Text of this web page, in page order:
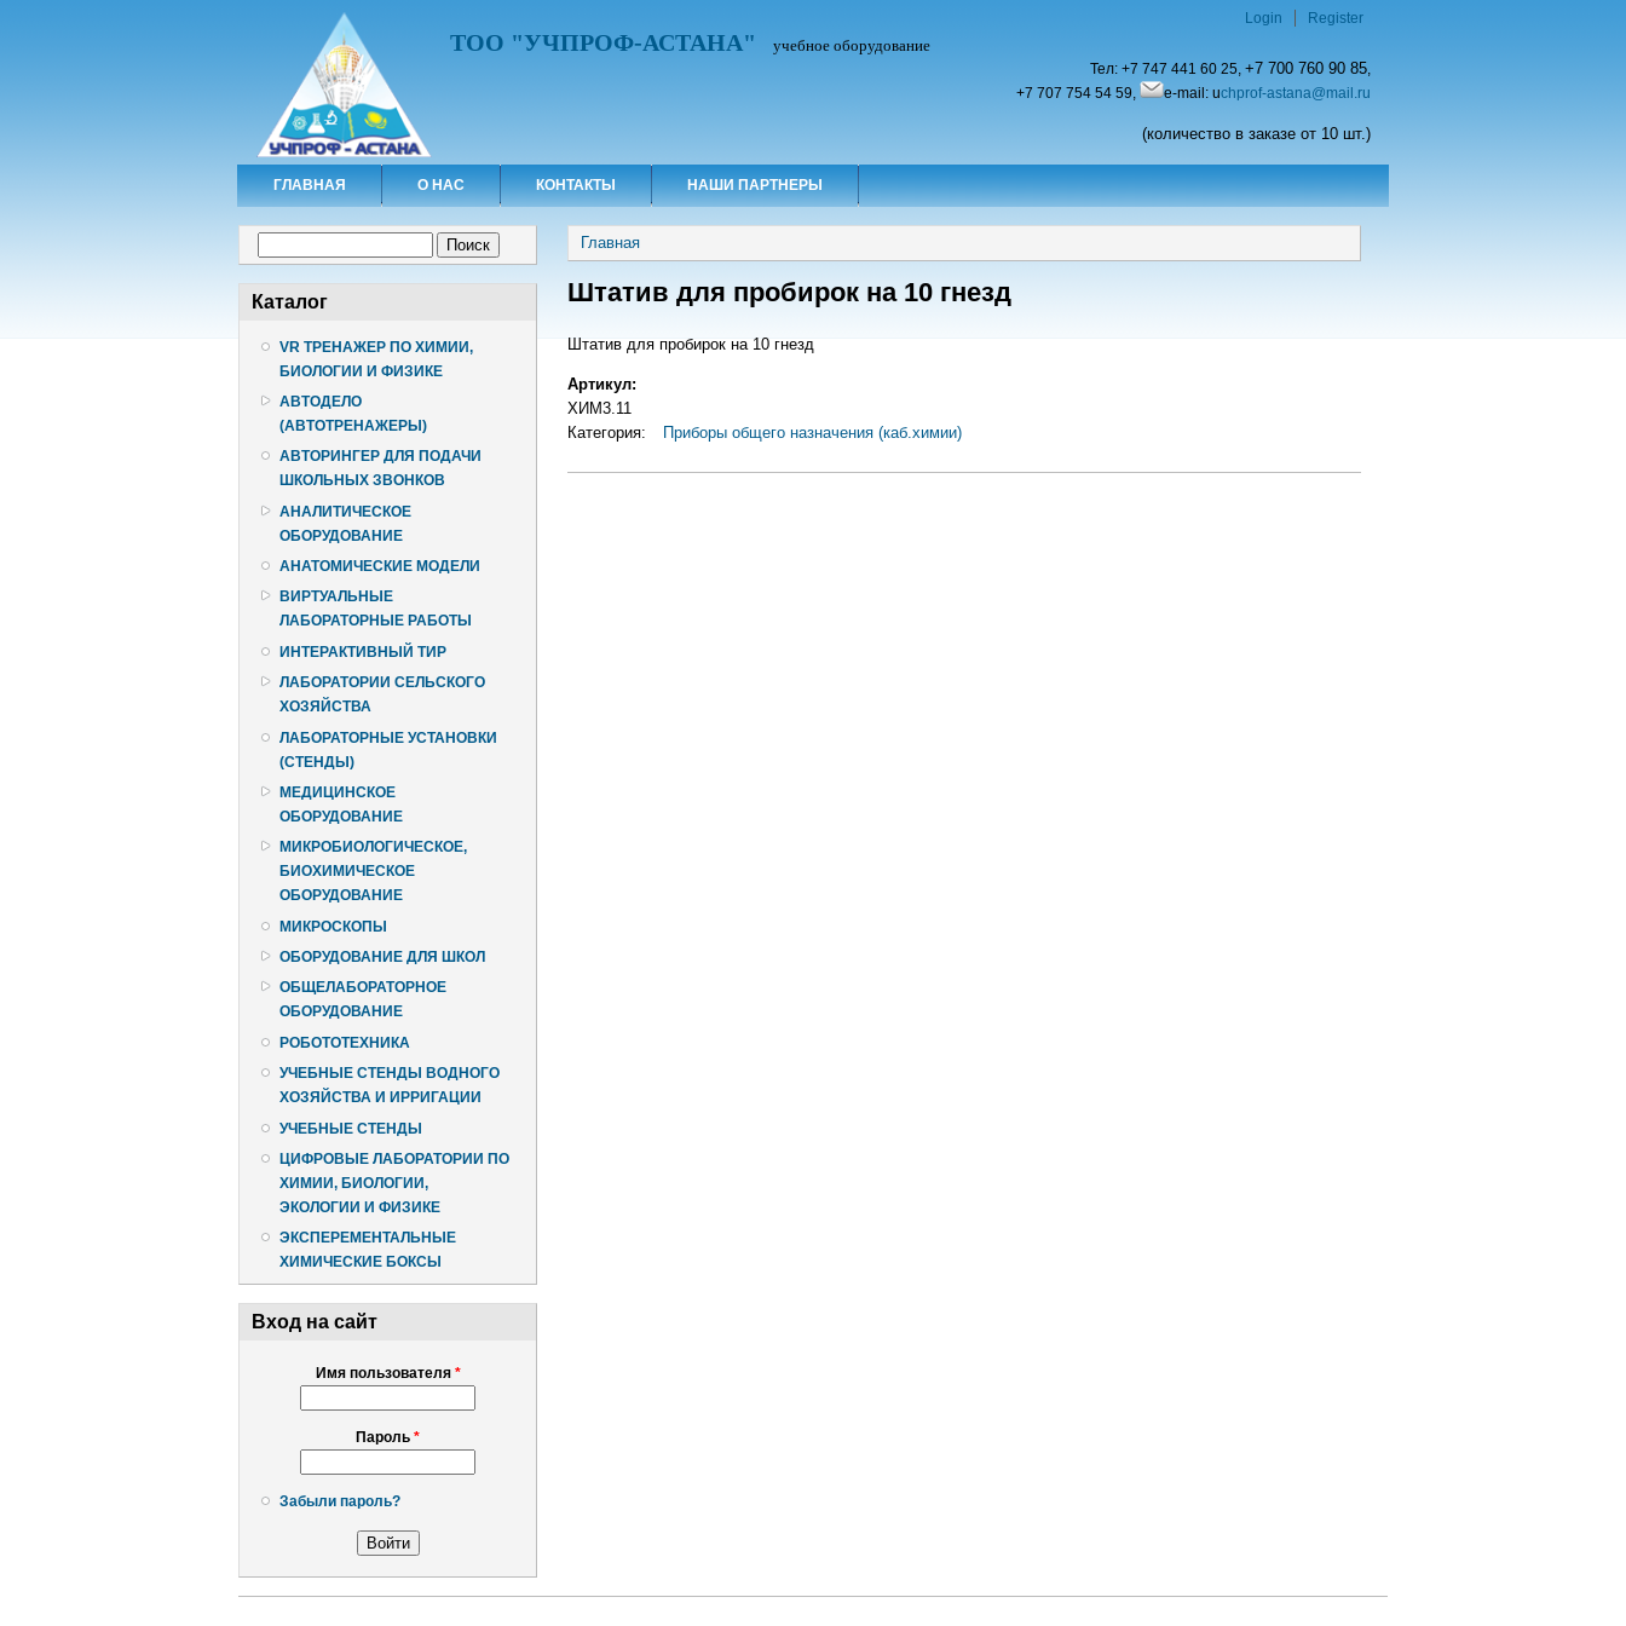
ТОО "УЧПРОФ-АСТАНА" учебное оборудование
Тел: +7 747 441 60 25, +7 700 760 90 85,
+7 707 754 54 59,
e-mail: uchprof-astana@mail.ru
(количество в заказе от 10 шт.)
Login Register
ГЛАВНАЯ О НАС КОНТАКТЫ НАШИ ПАРТНЕРЫ
Каталог
VR ТРЕНАЖЕР ПО ХИМИИ,
БИОЛОГИИ И ФИЗИКЕ
АВТОДЕЛО
(АВТОТРЕНАЖЕРЫ)
АВТОРИНГЕР ДЛЯ ПОДАЧИ
ШКОЛЬНЫХ ЗВОНКОВ
АНАЛИТИЧЕСКОЕ
ОБОРУДОВАНИЕ
АНАТОМИЧЕСКИЕ МОДЕЛИ
ВИРТУАЛЬНЫЕ
ЛАБОРАТОРНЫЕ РАБОТЫ
ИНТЕРАКТИВНЫЙ ТИР
ЛАБОРАТОРИИ СЕЛЬСКОГО
ХОЗЯЙСТВА
ЛАБОРАТОРНЫЕ УСТАНОВКИ
(СТЕНДЫ)
МЕДИЦИНСКОЕ
ОБОРУДОВАНИЕ
МИКРОБИОЛОГИЧЕСКОЕ,
БИОХИМИЧЕСКОЕ
ОБОРУДОВАНИЕ
МИКРОСКОПЫ
ОБОРУДОВАНИЕ ДЛЯ ШКОЛ
ОБЩЕЛАБОРАТОРНОЕ
ОБОРУДОВАНИЕ
РОБОТОТЕХНИКА
УЧЕБНЫЕ СТЕНДЫ ВОДНОГО
ХОЗЯЙСТВА И ИРРИГАЦИИ
УЧЕБНЫЕ СТЕНДЫ
ЦИФРОВЫЕ ЛАБОРАТОРИИ ПО
ХИМИИ, БИОЛОГИИ,
ЭКОЛОГИИ И ФИЗИКЕ
ЭКСПЕРЕМЕНТАЛЬНЫЕ
ХИМИЧЕСКИЕ БОКСЫ
Вход на сайт
Имя пользователя *
Пароль *
Забыли пароль?
Вы здесь
Главная
Штатив для пробирок на 10 гнезд
Штатив для пробирок на 10 гнезд
Артикул:
ХИМ3.11
Категория:
Приборы общего назначения (каб.химии)